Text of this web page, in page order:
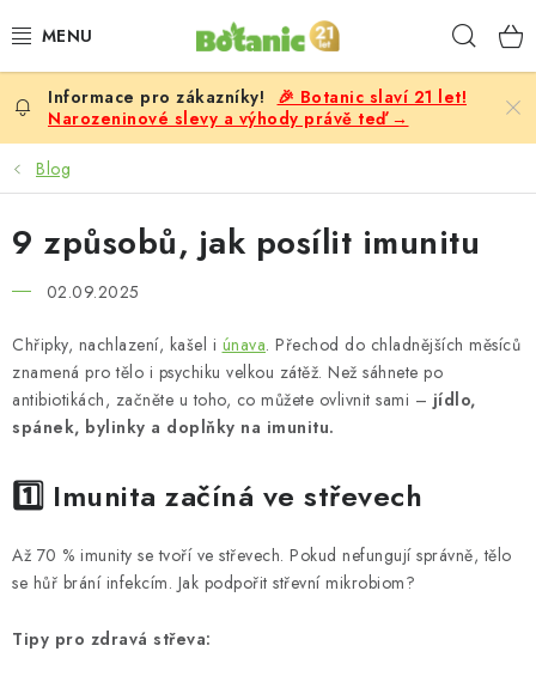
na
PREMIUM
DOPLŇKY STRAVY
CÍLE
POTRAVINY, NÁPOJE
SLEVY, AKCE
BESTSELLERY
ŽENY
🎉 Botanic slaví 21 let!
Narozeninové slevy a výhody právě teď →
Blog
9 způsobů, jak posílit imunitu
02.09.2025
Chřipky, nachlazení, kašel i únava. Přechod do chladnějších měsíců
znamená pro tělo i psychiku velkou zátěž. Než sáhnete po
antibiotikách, začněte u toho, co můžete ovlivnit sami – jídlo,
spánek, bylinky a doplňky na imunitu.
1️⃣ Imunita začíná ve střevech
Až 70 % imunity se tvoří ve střevech. Pokud nefungují správně, tělo
se hůř brání infekcím. Jak podpořit střevní mikrobiom?
Tipy pro zdravá střeva: